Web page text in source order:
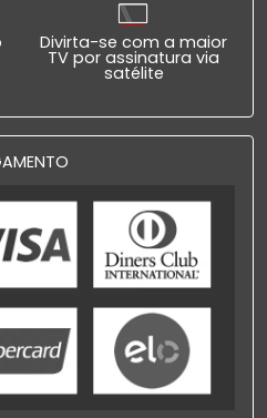
Divirta-se com a maior
TV por assinatura via
satélite